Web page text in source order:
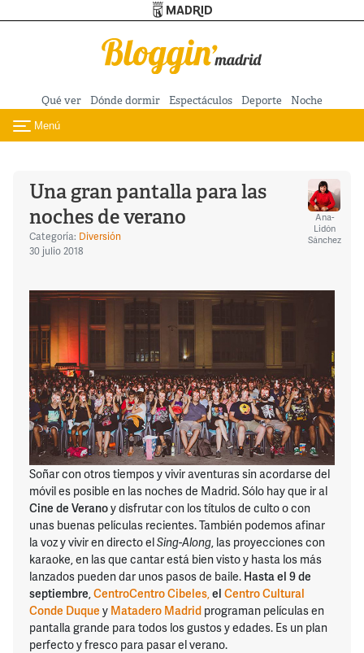
Pasar al contenido principal
Qué ver Dónde dormir Espectáculos Deporte Noche
Toggle navigation
Menú
Una gran pantalla para las
noches de verano
Categoría: Diversión
30 julio 2018
Ana-
Lidón
Sánchez
Soñar con otros tiempos y vivir aventuras sin acordarse del
móvil es posible en las noches de Madrid. Sólo hay que ir al
Cine de Veranoy disfrutar con los títulos de culto o con
unas buenas películas recientes. También podemos afinar
la voz y vivir en directo elSing-Along, las proyecciones con
karaoke, en las que cantar está bien visto y hasta los más
lanzados pueden dar unos pasos de baile. Hasta el 9 de
septiembre,CentroCentro Cibeles,el Centro Cultural
Conde Duque y Matadero Madrid programan películas en
pantalla grande para todos los gustos y edades. Es un plan
perfecto y fresco para pasar el verano.